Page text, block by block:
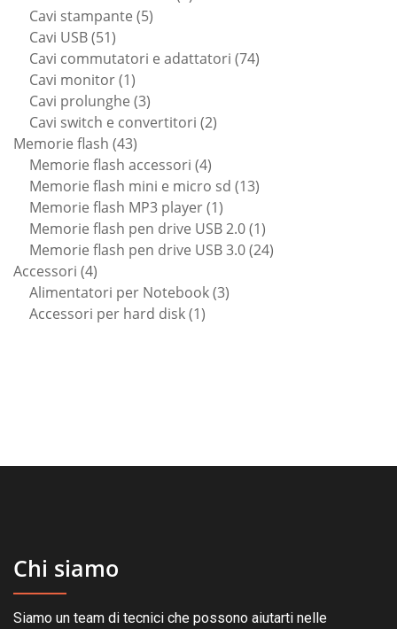
Cavi stampante 55
Cavi USB 5151
prodotti
Cavi commutatori e adattatori 7474
Cavi monitor 11
prodotto
Cavi prolunghe 33
prodotti
Cavi switch e convertitori 22
Memorie flash 4343
prodotti
Memorie flash accessori 44
prodotti
Memorie flash mini e micro sd 1313
Memorie flash MP3 player 11
prodotto
Memorie flash pen drive USB 2.0 11
prodotto
Memorie flash pen drive USB 3.0 2424
Accessori 44
prodotti
Alimentatori per Notebook 33
Accessori per hard disk 11
Chi siamo
Siamo un team di tecnici che possono aiutarti nelle